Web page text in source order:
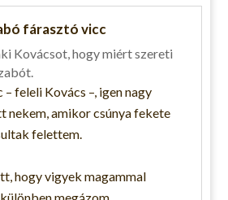
fárasztó vicc
Kovácsot, hogy miért szereti
– feleli Kovács –, igen nagy
nekem, amikor csúnya fekete
felettem.
hogy vigyek magammal